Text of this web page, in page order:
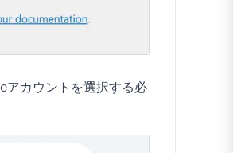
アカウントを選択する必